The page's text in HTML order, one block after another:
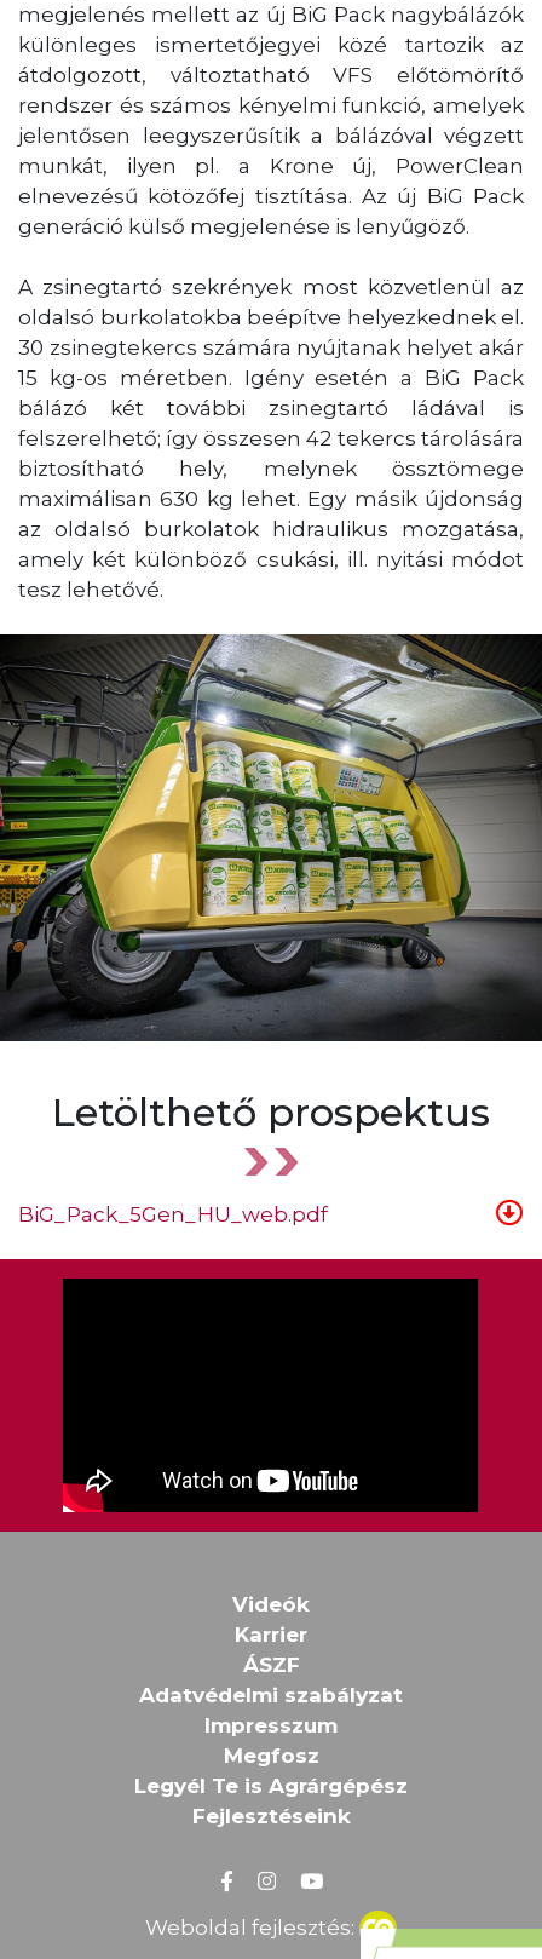
megjelenés mellett az új BiG Pack nagybálázók
különleges ismertetőjegyei közé tartozik az
átdolgozott, változtatható VFS előtömörítő
rendszer és számos kényelmi funkció, amelyek
jelentősen leegyszerűsítik a bálázóval végzett
munkát, ilyen pl. a Krone új, PowerClean
elnevezésű kötözőfej tisztítása. Az új BiG Pack
generáció külső megjelenése is lenyűgöző.
A zsinegtartó szekrények most közvetlenül az
oldalsó burkolatokba beépítve helyezkednek el.
30 zsinegtekercs számára nyújtanak helyet akár
15 kg-os méretben. Igény esetén a BiG Pack
bálázó két további zsinegtartó ládával is
felszerelhető; így összesen 42 tekercs tárolására
biztosítható hely, melynek össztömege
maximálisan 630 kg lehet. Egy másik újdonság
az oldalsó burkolatok hidraulikus mozgatása,
amely két különböző csukási, ill. nyitási módot
tesz lehetővé.
Letölthető prospektus
BiG_Pack_5Gen_HU_web.pdf
Videók
Karrier
ÁSZF
Adatvédelmi szabályzat
Impresszum
Megfosz
Legyél Te is Agrárgépész
Fejlesztéseink
Weboldal fejlesztés: